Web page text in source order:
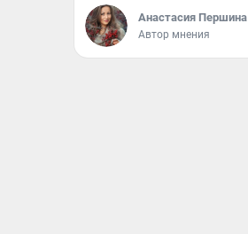
Анастасия Першина
Автор мнения